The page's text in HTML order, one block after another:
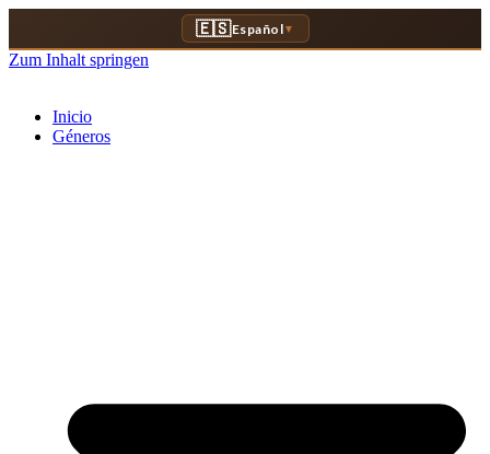
🇪🇸Español▼
Zum Inhalt springen
Inicio
Géneros